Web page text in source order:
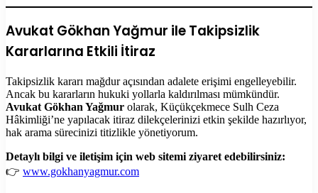
Avukat Gökhan Yağmur ile Takipsizlik
Kararlarına Etkili İtiraz
Takipsizlik kararı mağdur açısından adalete erişimi engelleyebilir.
Ancak bu kararların hukuki yollarla kaldırılması mümkündür.
Avukat Gökhan Yağmur olarak, Küçükçekmece Sulh Ceza
Hâkimliği’ne yapılacak itiraz dilekçelerinizi etkin şekilde hazırlıyor,
hak arama sürecinizi titizlikle yönetiyorum.
Detaylı bilgi ve iletişim için web sitemi ziyaret edebilirsiniz:
👉 www.gokhanyagmur.com